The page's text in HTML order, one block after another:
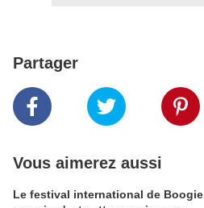
Partager
Vous aimerez aussi
Le festival international de Boogie